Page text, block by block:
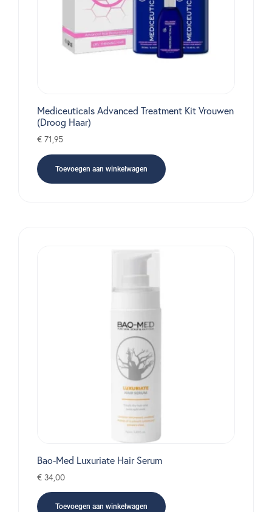
Mediceuticals Advanced Treatment Kit Vrouwen
(Droog Haar)
€ 71,95
Toevoegen aan winkelwagen
Bao-Med Luxuriate Hair Serum
€ 34,00
Toevoegen aan winkelwagen